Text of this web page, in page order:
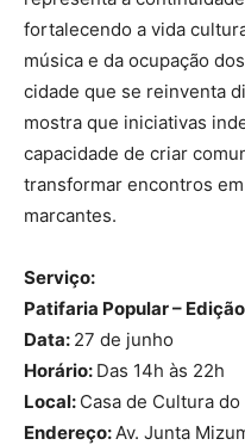
fortalecendo a vida
música e da ocupação
cidade que se reinventa
mostra que iniciativas
capacidade de criar
transformar encontros
marcantes.
Serviço:
Patifaria Popular –
Data: 27 de junho
Horário: Das 14h às 22h
Local: Casa de Cultura
Endereço:Av. Junta